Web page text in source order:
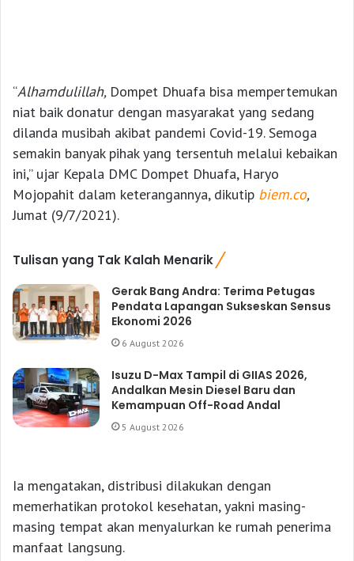
“Alhamdulillah, Dompet Dhuafa bisa mempertemukan
niat baik donatur dengan masyarakat yang sedang
dilanda musibah akibat pandemi Covid-19. Semoga
semakin banyak pihak yang tersentuh melalui kebaikan
ini,” ujar Kepala DMC Dompet Dhuafa, Haryo
Mojopahit dalam keterangannya, dikutip biem.co,
Jumat (9/7/2021).
Tulisan yang Tak Kalah Menarik
Gerak Bang Andra: Terima Petugas
Pendata Lapangan Sukseskan Sensus
Ekonomi 2026
6 August 2026
Isuzu D-Max Tampil di GIIAS 2026,
Andalkan Mesin Diesel Baru dan
Kemampuan Off-Road Andal
5 August 2026
Ia mengatakan, distribusi dilakukan dengan
memerhatikan protokol kesehatan, yakni masing-
masing tempat akan menyalurkan ke rumah penerima
manfaat langsung.